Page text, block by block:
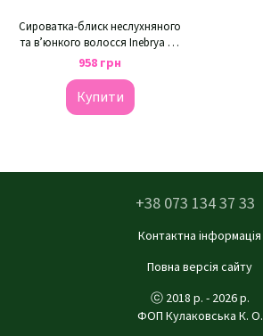
Сироватка-блиск неслухняного
та в’юнкого волосся Inebrya Up
To You Liss Smoothing Shine
958 грн
Купити
+38 073 134 37 33
Контактна інформація
Повна версія сайту
ⓒ 2018 р. - 2026 р.
ФОП Кулаковська К. О.